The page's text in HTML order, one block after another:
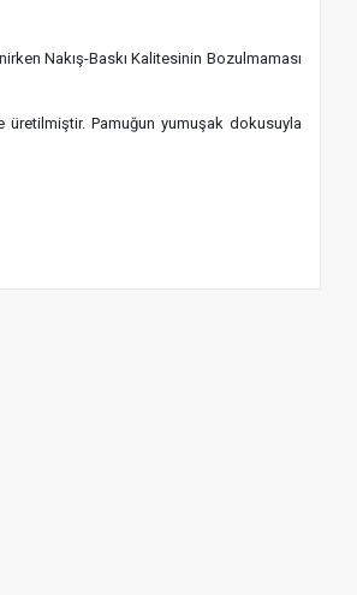
Nakış-Baskı Kalitesinin Bozulmaması
üretilmiştir. Pamuğun yumuşak dokusuyla